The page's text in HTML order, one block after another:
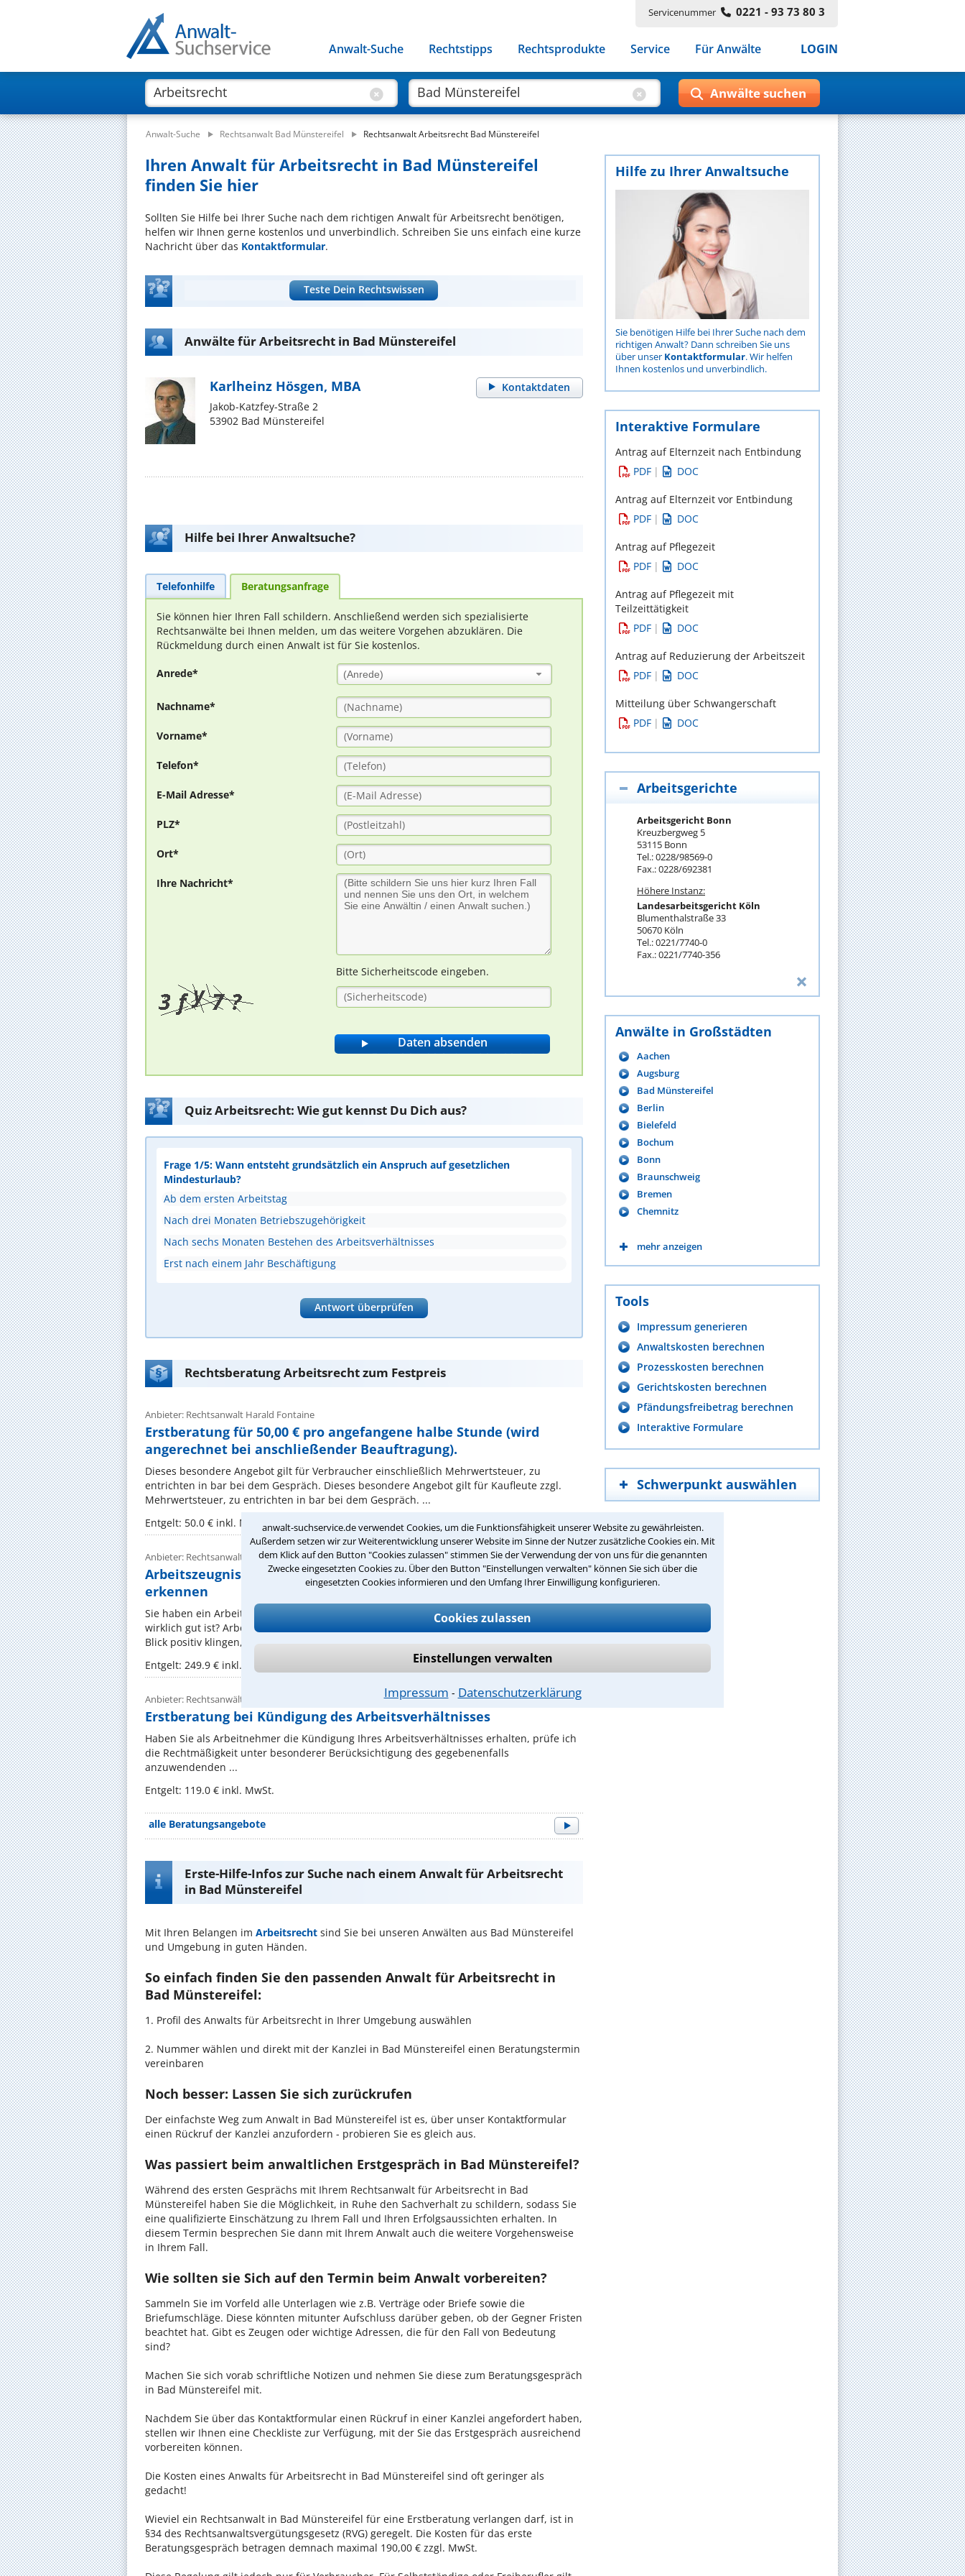
anwalt-suchservice.de verwendet Cookies, um die Funktionsfähigkeit unserer Website zu gewährleisten.
Außerdem setzen wir zur Weiterentwicklung unserer Website im Sinne der Nutzer zusätzliche Cookies ein. Mit
dem Klick auf den Button "Cookies zulassen" stimmen Sie der Verwendung der von uns für die genannten
Zwecke eingesetzten Cookies zu. Über den Button "Einstellungen verwalten" können Sie sich über die
eingesetzten Cookies informieren und den Umfang Ihrer Einwilligung konfigurieren.
Cookies zulassen
Einstellungen verwalten
Impressum ⁃ Datenschutzerklärung
Servicenummer 0221 - 93 73 80 3
Anwalt-Suche Rechtstipps Rechtsprodukte Service Für Anwälte LOGIN
Anwalt-Suche Rechtsanwalt Bad Münstereifel Rechtsanwalt Arbeitsrecht Bad Münstereifel
Ihren Anwalt für Arbeitsrecht in Bad Münstereifel
finden Sie hier
Sollten Sie Hilfe bei Ihrer Suche nach dem richtigen Anwalt für Arbeitsrecht benötigen,
helfen wir Ihnen gerne kostenlos und unverbindlich. Schreiben Sie uns einfach eine kurze
Nachricht über das Kontaktformular.
Teste Dein Rechtswissen
Anwälte für Arbeitsrecht in Bad Münstereifel
Kontaktdaten
Karlheinz Hösgen, MBA
Jakob-Katzfey-Straße 2
53902 Bad Münstereifel
Hilfe bei Ihrer Anwaltsuche?
Telefonhilfe Beratungsanfrage
Sie können hier Ihren Fall schildern. Anschließend werden sich spezialisierte
Rechtsanwälte bei Ihnen melden, um das weitere Vorgehen abzuklären. Die
Rückmeldung durch einen Anwalt ist für Sie kostenlos.
Anrede* (Anrede)
Nachname*
Vorname*
Telefon*
E-Mail Adresse*
PLZ*
Ort*
Ihre Nachricht*
Bitte Sicherheitscode eingeben.
Quiz Arbeitsrecht: Wie gut kennst Du Dich aus?
Frage 1/5: Wann entsteht grundsätzlich ein Anspruch auf gesetzlichen
Mindesturlaub?
Ab dem ersten Arbeitstag
Nach drei Monaten Betriebszugehörigkeit
Nach sechs Monaten Bestehen des Arbeitsverhältnisses
Erst nach einem Jahr Beschäftigung
Antwort überprüfen
Rechtsberatung Arbeitsrecht zum Festpreis
Anbieter: Rechtsanwalt Harald Fontaine
Erstberatung für 50,00 € pro angefangene halbe Stunde (wird
angerechnet bei anschließender Beauftragung).
Dieses besondere Angebot gilt für Verbraucher einschließlich Mehrwertsteuer, zu
entrichten in bar bei dem Gespräch. Dieses besondere Angebot gilt für Kaufleute zzgl.
Mehrwertsteuer, zu entrichten in bar bei dem Gespräch. ...
Entgelt: 50.0 € inkl. MwSt.
Anbieter: Rechtsanwalt Adrian Jäckel
Arbeitszeugnis prüfen lassen – versteckte Formulierungen
erkennen
Sie haben ein Arbeitszeugnis oder Zwischenzeugnis erhalten und möchten wissen, ob es
wirklich gut ist? Arbeitszeugnisse enthalten häufig Formulierungen, die auf den ersten
Blick positiv klingen, tatsächlich aber eine ...
Entgelt: 249.9 € inkl. MwSt.
Anbieter: Rechtsanwältin Elke Mannheims
Erstberatung bei Kündigung des Arbeitsverhältnisses
Haben Sie als Arbeitnehmer die Kündigung Ihres Arbeitsverhältnisses erhalten, prüfe ich
die Rechtmäßigkeit unter besonderer Berücksichtigung des gegebenenfalls
anzuwendenden ...
Entgelt: 119.0 € inkl. MwSt.
alle Beratungsangebote
Erste-Hilfe-Infos zur Suche nach einem Anwalt für Arbeitsrecht
in Bad Münstereifel
Mit Ihren Belangen im Arbeitsrecht sind Sie bei unseren Anwälten aus Bad Münstereifel
und Umgebung in guten Händen.
So einfach finden Sie den passenden Anwalt für Arbeitsrecht in
Bad Münstereifel:
1. Profil des Anwalts für Arbeitsrecht in Ihrer Umgebung auswählen
2. Nummer wählen und direkt mit der Kanzlei in Bad Münstereifel einen Beratungstermin
vereinbaren
Noch besser: Lassen Sie sich zurückrufen
Der einfachste Weg zum Anwalt in Bad Münstereifel ist es, über unser Kontaktformular
einen Rückruf der Kanzlei anzufordern - probieren Sie es gleich aus.
Was passiert beim anwaltlichen Erstgespräch in Bad Münstereifel?
Während des ersten Gesprächs mit Ihrem Rechtsanwalt für Arbeitsrecht in Bad
Münstereifel haben Sie die Möglichkeit, in Ruhe den Sachverhalt zu schildern, sodass Sie
eine qualifizierte Einschätzung zu Ihrem Fall und Ihren Erfolgsaussichten erhalten. In
diesem Termin besprechen Sie dann mit Ihrem Anwalt auch die weitere Vorgehensweise
in Ihrem Fall.
Wie sollten sie Sich auf den Termin beim Anwalt vorbereiten?
Sammeln Sie im Vorfeld alle Unterlagen wie z.B. Verträge oder Briefe sowie die
Briefumschläge. Diese könnten mitunter Aufschluss darüber geben, ob der Gegner Fristen
beachtet hat. Gibt es Zeugen oder wichtige Adressen, die für den Fall von Bedeutung
sind?
Machen Sie sich vorab schriftliche Notizen und nehmen Sie diese zum Beratungsgespräch
in Bad Münstereifel mit.
Nachdem Sie über das Kontaktformular einen Rückruf in einer Kanzlei angefordert haben,
stellen wir Ihnen eine Checkliste zur Verfügung, mit der Sie das Erstgespräch ausreichend
vorbereiten können.
Die Kosten eines Anwalts für Arbeitsrecht in Bad Münstereifel sind oft geringer als
gedacht!
Wieviel ein Rechtsanwalt in Bad Münstereifel für eine Erstberatung verlangen darf, ist in
§34 des Rechtsanwaltsvergütungsgesetz (RVG) geregelt. Die Kosten für das erste
Beratungsgespräch betragen demnach maximal 190,00 € zzgl. MwSt.
Hilfe zu Ihrer Anwaltsuche
Sie benötigen Hilfe bei Ihrer Suche nach dem
richtigen Anwalt? Dann schreiben Sie uns
über unser Kontaktformular. Wir helfen
Ihnen kostenlos und unverbindlich.
Interaktive Formulare
Antrag auf Elternzeit nach Entbindung
PDF | DOC
Antrag auf Elternzeit vor Entbindung
PDF | DOC
Antrag auf Pflegezeit
PDF | DOC
Antrag auf Pflegezeit mit
Teilzeittätigkeit
PDF | DOC
Antrag auf Reduzierung der Arbeitszeit
PDF | DOC
Mitteilung über Schwangerschaft
PDF | DOC
Arbeitsgerichte
Arbeitsgericht Bonn
Kreuzbergweg 5
53115 Bonn
Tel.: 0228/98569-0
Fax.: 0228/692381
Höhere Instanz:
Landesarbeitsgericht Köln
Blumenthalstraße 33
50670 Köln
Tel.: 0221/7740-0
Fax.: 0221/7740-356
Anwälte in Großstädten
Aachen
Augsburg
Bad Münstereifel
Berlin
Bielefeld
Bochum
Bonn
Braunschweig
Bremen
Chemnitz
mehr anzeigen
Tools
Impressum generieren
Anwaltskosten berechnen
Prozesskosten berechnen
Gerichtskosten berechnen
Pfändungsfreibetrag berechnen
Interaktive Formulare
Schwerpunkt auswählen